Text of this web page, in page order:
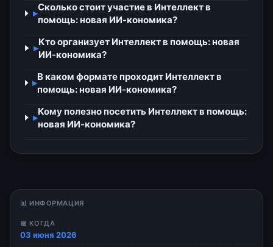
▸
Сколько стоит участие в Интеллект в
помощь: новая ИИ-кономика?
▸
Кто организует Интеллект в помощь: новая
ИИ-кономика?
▸
В каком формате проходит Интеллект в
помощь: новая ИИ-кономика?
▸
Кому полезно посетить Интеллект в помощь:
новая ИИ-кономика?
📊 ИНФОРМАЦИЯ
📅 КОГДА
03 июня 2026